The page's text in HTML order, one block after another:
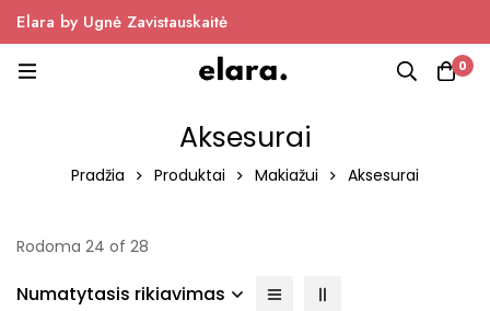
Elara by Ugnė Zavistauskaitė
0
Aksesurai
Pradžia Produktai Makiažui Aksesurai
Rodoma 24 of 28
Numatytasis rikiavimas